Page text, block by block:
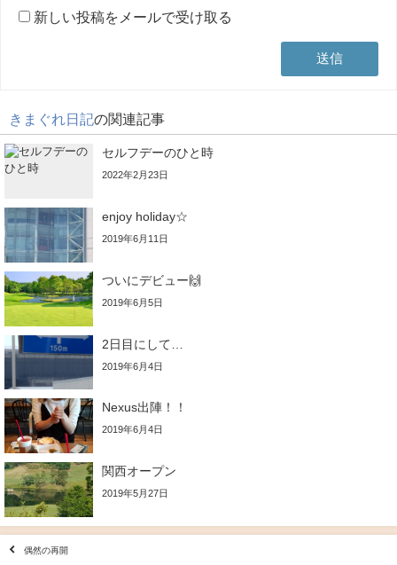
新しい投稿をメールで受け取る
きまぐれ日記の関連記事
セルフデーのひと時
2022年2月23日
enjoy holiday☆
2019年6月11日
ついにデビュー🙌
2019年6月5日
2日目にして…
2019年6月4日
Nexus出陣！！
2019年6月4日
関西オープン
2019年5月27日
偶然の再開